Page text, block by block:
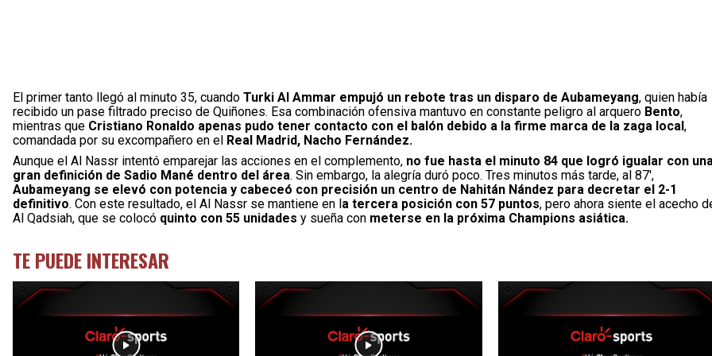
El primer tanto llegó al minuto 35, cuando Turki Al Ammar empujó un rebote tras un disparo de Aubameyang, quien había
recibido un pase filtrado preciso de Quiñones. Esa combinación ofensiva mantuvo en constante peligro al arquero Bento,
mientras que Cristiano Ronaldo apenas pudo tener contacto con el balón debido a la firme marca de la zaga local,
comandada por su excompañero en el Real Madrid, Nacho Fernández.
Aunque el Al Nassr intentó emparejar las acciones en el complemento, no fue hasta el minuto 84 que logró igualar con
gran definición de Sadio Mané dentro del área. Sin embargo, la alegría duró poco. Tres minutos más tarde, al 87′,
Aubameyang se elevó con potencia y cabeceó con precisión un centro de Nahitán Nández para decretar el 2-1
definitivo. Con este resultado, el Al Nassr se mantiene en la tercera posición con 57 puntos, pero ahora siente el acecho
Al Qadsiah, que se colocó quinto con 55 unidades y sueña con meterse en la próxima Champions asiática.
TE PUEDE INTERESAR